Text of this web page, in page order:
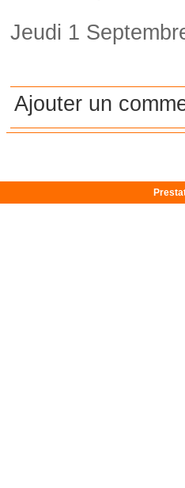
Jeudi 1
Ajouter un